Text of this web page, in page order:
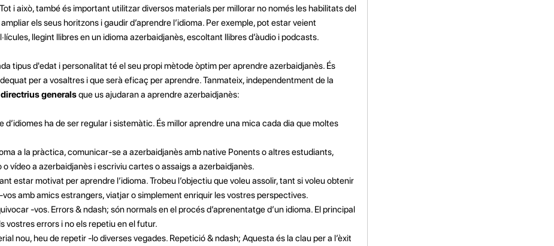
i això, també és important utilitzar diversos materials per millorar no només les habilitats del
els seus horitzons i gaudir d’aprendre l’idioma. Per exemple, pot estar veient
llegint llibres en un idioma azerbaidjanès, escoltant llibres d’àudio i podcasts.
tipus d'edat i personalitat té el seu propi mètode òptim per aprendre azerbaidjanès. És
per a vosaltres i que serà eficaç per aprendre. Tanmateix, independentment de la
generalsque us ajudaran a aprendre azerbaidjanès:
d’idiomes ha de ser regular i sistemàtic. És millor aprendre una mica cada dia que moltes
a la pràctica, comunicar-se a azerbaidjanès amb native Ponents o altres estudiants,
vídeo a azerbaidjanès i escriviu cartes o assaigs a azerbaidjanès.
estar motivat per aprendre l’idioma. Trobeu l’objectiu que voleu assolir, tant si voleu obtenir
amb amics estrangers, viatjar o simplement enriquir les vostres perspectives.
-vos. Errors & ndash; són normals en el procés d’aprenentatge d’un idioma. El principal
vostres errors i no els repetiu en el futur.
nou, heu de repetir -lo diverses vegades. Repetició & ndash; Aquesta és la clau per a l’èxit